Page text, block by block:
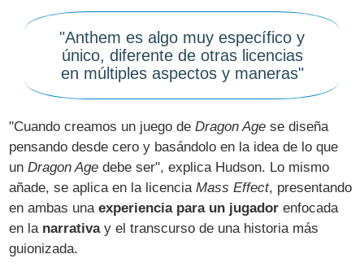
"Anthem es algo muy específico y
único, diferente de otras licencias
en múltiples aspectos y maneras"
"Cuando creamos un juego deDragon Age se diseña
pensando desde cero y basándolo en la idea de lo que
unDragon Age debe ser", explica Hudson. Lo mismo
añade, se aplica en la licenciaMass Effect, presentando
en ambas unaexperiencia para un jugador enfocada
en la narrativay el transcurso de una historia más
guionizada.